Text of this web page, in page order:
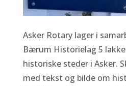
Asker Rotary lager i
Bærum Historielag 5
historiske steder i Asker.
med tekst og bilde om